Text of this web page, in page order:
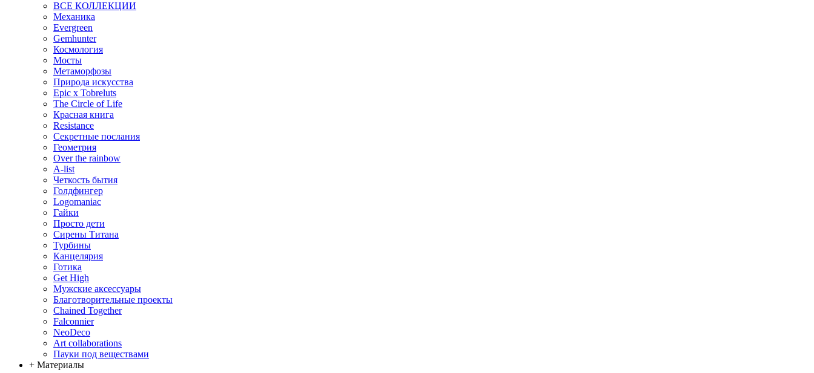
ВСЕ КОЛЛЕКЦИИ
Механика
Evergreen
Gemhunter
Космология
Мосты
Метаморфозы
Природа искусства
Epic x Tobreluts
The Circle of Life
Красная книга
Resistance
Секретные послания
Геометрия
Over the rainbow
A-list
Четкость бытия
Голдфингер
Logomaniac
Гайки
Просто дети
Сирены Титана
Турбины
Канцелярия
Готика
Get High
Мужские аксессуары
Благотворительные проекты
Chained Together
Falconnier
NeoDeco
Аrt collaborations
Пауки под веществами
+ Материалы